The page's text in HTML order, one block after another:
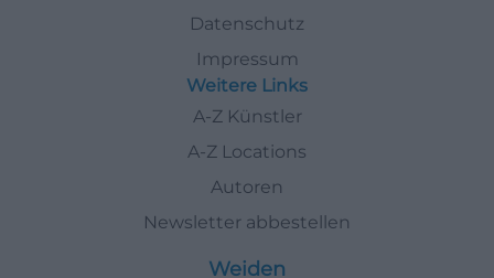
Datenschutz
Impressum
Weitere Links
A-Z Künstler
A-Z Locations
Autoren
Newsletter abbestellen
Weiden